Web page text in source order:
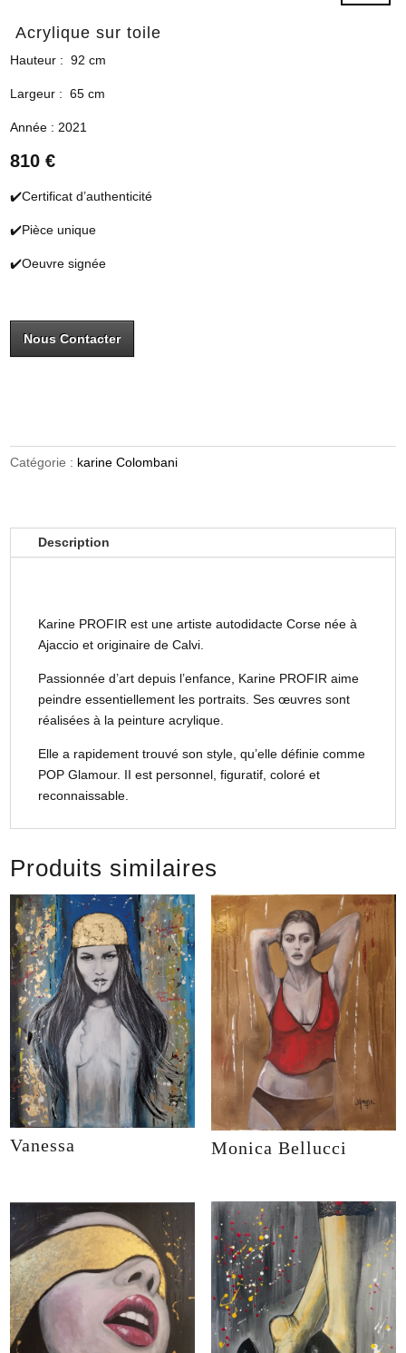
Acrylique sur toile
Hauteur : 92 cm
Largeur : 65 cm
Année : 2021
810 €
✔️Certificat d’authenticité
✔️Pièce unique
✔️Oeuvre signée
Nous Contacter
Catégorie : karine Colombani
Description
Karine PROFIR est une artiste autodidacte Corse née à
Ajaccio et originaire de Calvi.
Passionnée d’art depuis l’enfance, Karine PROFIR aime
peindre essentiellement les portraits. Ses œuvres sont
réalisées à la peinture acrylique.
Elle a rapidement trouvé son style, qu’elle définie comme
POP Glamour. II est personnel, figuratif, coloré et
reconnaissable.
Produits similaires
Vanessa Monica Bellucci